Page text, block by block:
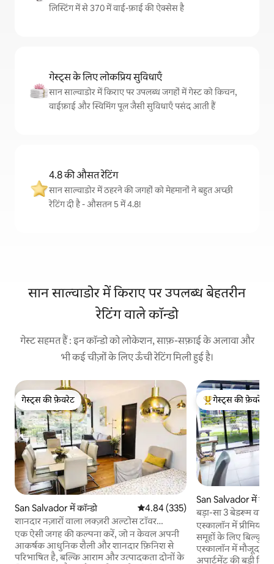
लिस्टिंग में से 370 में वाई-फ़ाई की ऐक्सेस है
गेस्ट्स के लिए लोकप्रिय सुविधाएँ
सान साल्वाडोर में किराए पर उपलब्ध जगहों में गेस्ट को किचन,
वाईफ़ाई और स्विमिंग पूल जैसी सुविधाएँ पसंद आती हैं
4.8 की औसत रेटिंग
सान साल्वाडोर में ठहरने की जगहों को मेहमानों ने बहुत अच्छी
रेटिंग दी है - औसतन 5 में 4.8!
सान साल्वाडोर में किराए पर उपलब्ध बेहतरीन
रेटिंग वाले कॉन्डो
गेस्ट सहमत हैं : इन कॉन्डो को लोकेशन, साफ़-सफ़ाई के अलावा और
भी कई चीज़ों के लिए ऊँची रेटिंग मिली हुई है।
गेस्ट्स की फ़ेवरेट
गेस्ट्स की फ़ेवरेट
San Salvador में कॉन्डो औसत रेटिंग 5 में से 4.84, 335 समीक्षाएँ
4.84 (335)
शानदार नज़ारों वाला लक्ज़री अल्टोस टॉवर
अपार्टमेंट
एक ऐसी जगह की कल्पना करें, जो न केवल अपनी
आकर्षक आधुनिक शैली और शानदार फ़िनिश से
परिभाषित है, बल्कि आराम और उत्पादकता दोनों के
गेस्ट्स का टॉप फ़ेवरेट
गेस्ट्स की फ़ेवरेट
San Salvador में
बड़ा-सा 3 बेडरूम
वाईफ़ाई और शहर के
एस्कालॉन में प्रीमियम
समूहों के लिए बिल्कुल
एस्कालॉन में मौजूद
अपार्टमेंट की बड़ी